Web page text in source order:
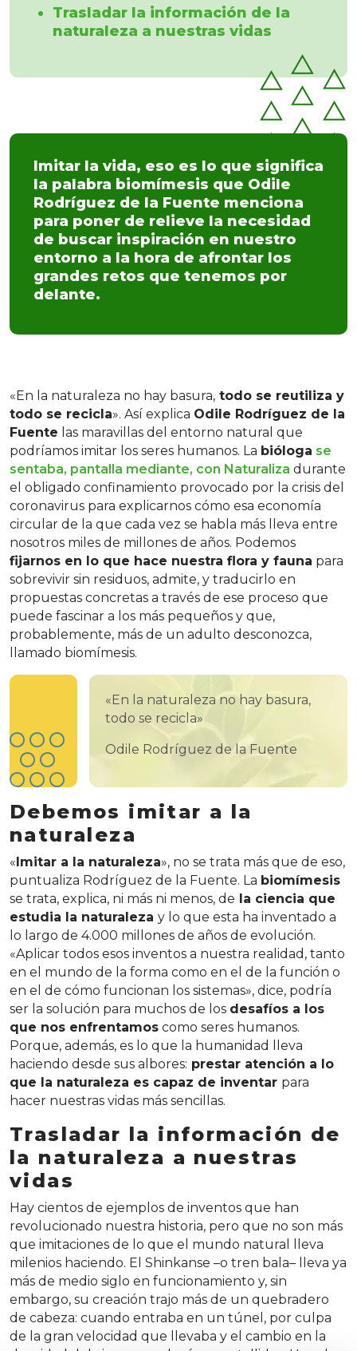
Imitar la vida, eso es lo que significa
la palabra biomímesis que Odile
Rodríguez de la Fuente menciona
para poner de relieve la necesidad
de buscar inspiración en nuestro
entorno a la hora de afrontar los
grandes retos que tenemos por
delante.
«En la naturaleza no hay basura, todo se reutiliza y
todo se recicla». Así explica Odile Rodríguez de la
Fuente las maravillas del entorno natural que
podríamos imitar los seres humanos. La bióloga se
sentaba, pantalla mediante, con Naturaliza durante
el obligado confinamiento provocado por la crisis del
coronavirus para explicarnos cómo esa economía
circular de la que cada vez se habla más lleva entre
nosotros miles de millones de años. Podemos
fijarnos en lo que hace nuestra flora y fauna para
sobrevivir sin residuos, admite, y traducirlo en
propuestas concretas a través de ese proceso que
puede fascinar a los más pequeños y que,
probablemente, más de un adulto desconozca,
llamado biomímesis.
«En la naturaleza no hay basura,
todo se recicla»
Odile Rodríguez de la Fuente
Debemos imitar a la
naturaleza
«Imitar a la naturaleza», no se trata más que de eso,
puntualiza Rodríguez de la Fuente. La biomímesis
se trata, explica, ni más ni menos, de la ciencia que
estudia la naturaleza y lo que esta ha inventado a
lo largo de 4.000 millones de años de evolución.
«Aplicar todos esos inventos a nuestra realidad, tanto
en el mundo de la forma como en el de la función o
en el de cómo funcionan los sistemas», dice, podría
ser la solución para muchos de los desafíos a los
que nos enfrentamos como seres humanos.
Porque, además, es lo que la humanidad lleva
haciendo desde sus albores: prestar atención a lo
que la naturaleza es capaz de inventar para
hacer nuestras vidas más sencillas.
Trasladar la información de
la naturaleza a nuestras
vidas
Hay cientos de ejemplos de inventos que han
revolucionado nuestra historia, pero que no son más
que imitaciones de lo que el mundo natural lleva
milenios haciendo. El Shinkanse –o tren bala– lleva ya
más de medio siglo en funcionamiento y, sin
embargo, su creación trajo más de un quebradero
de cabeza: cuando entraba en un túnel, por culpa
de la gran velocidad que llevaba y el cambio en la
Trasladar la información de la
naturaleza a nuestras vidas